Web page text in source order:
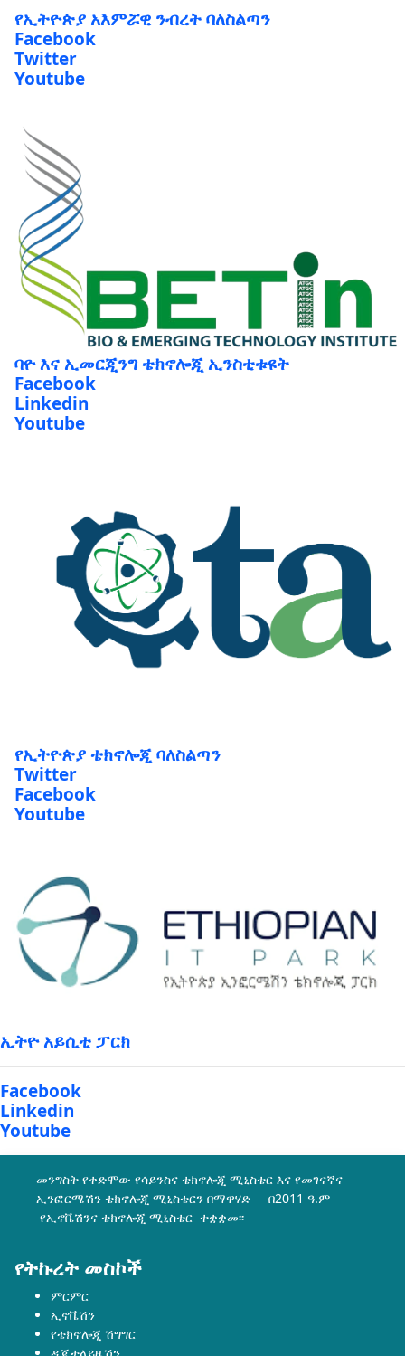
የኢትዮጵያ አእምሯዊ ንብረት ባለስልጣን
Facebook
Twitter
Youtube
ባዮ እና ኢመርጂንግ ቴክኖሎጂ ኢንስቲቱዩት
Facebook
Linkedin
Youtube
የኢትዮጵያ ቴክኖሎጂ ባለስልጣን
Twitter
Facebook
Youtube
ኢትዮ አይሲቲ ፓርክ
Facebook
Linkedin
Youtube
መንግስት የቀድሞው የሳይንስና ቴክኖሎጂ ሚኒስቴር እና የመገናኛና
ኢንፎርሜሽን ቴክኖሎጂ ሚኒስቴርን በማዋሃድ በ2011 ዓ.ም
የኢኖቬሽንና ቴክኖሎጂ ሚኒስቴር ተቋቋመ፡፡
የትኩረት መስኮች
ምርምር
ኢኖቬሽን
የቴክኖሎጂ ሽግግር